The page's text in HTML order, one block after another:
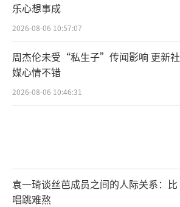
乐心想事成
2026-08-06 10:57:07
周杰伦未受“私生子”传闻影响 更新社
媒心情不错
2026-08-06 10:46:31
袁一琦谈丝芭成员之间的人际关系：比
唱跳难熬